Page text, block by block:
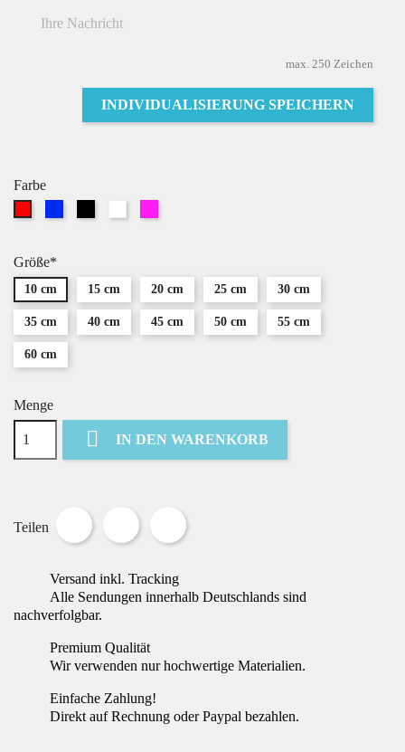
max. 250 Zeichen
INDIVIDUALISIERUNG SPEICHERN
Farbe
Größe*
10 cm 15 cm 20 cm 25 cm 30 cm
35 cm 40 cm 45 cm 50 cm 55 cm
60 cm
Menge
 IN DEN WARENKORB
Teilen
Versand inkl. Tracking
Alle Sendungen innerhalb Deutschlands sind
nachverfolgbar.
Premium Qualität
Wir verwenden nur hochwertige Materialien.
Einfache Zahlung!
Direkt auf Rechnung oder Paypal bezahlen.